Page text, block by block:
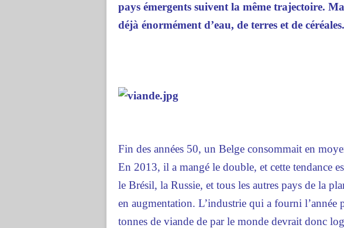
pays émergents suivent la même trajectoire.
déjà énormément d’eau, de terres et de céréales.
Fin des années 50, un Belge consommait en
En 2013, il a mangé le double, et cette tendance
le Brésil, la Russie, et tous les autres pays de la
en augmentation. L’industrie qui a fourni l’année
tonnes de viande de par le monde devrait donc